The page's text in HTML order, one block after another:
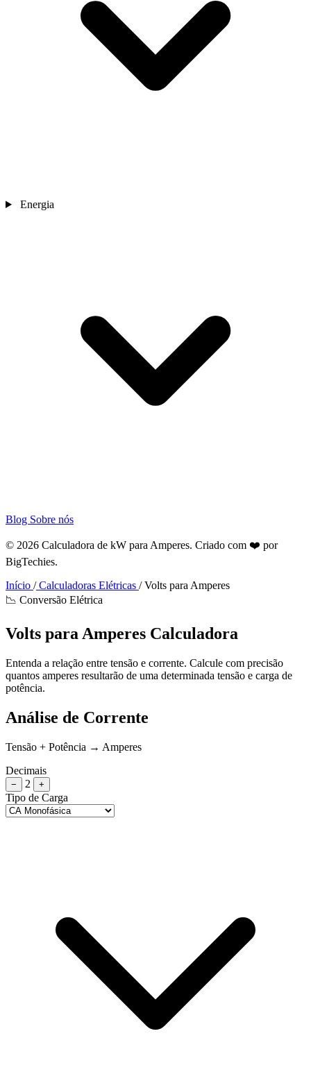
Energia
Blog Sobre nós
© 2026 Calculadora de kW para Amperes. Criado com ❤️ por
BigTechies.
Início /Calculadoras Elétricas /Volts para Amperes
📉 Conversão Elétrica
Volts para Amperes Calculadora
Entenda a relação entre tensão e corrente. Calcule com precisão
quantos amperes resultarão de uma determinada tensão e carga de
potência.
Análise de Corrente
Tensão + Potência → Amperes
Decimais
− 2 +
Tipo de Carga